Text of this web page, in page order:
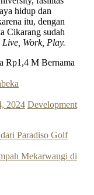
hidup dan
itu, dengan
Cikarang sudah
Live, Work, Play.
Rp1,4 M Bernama
2024 Development
Paradiso Golf
Mekarwangi di